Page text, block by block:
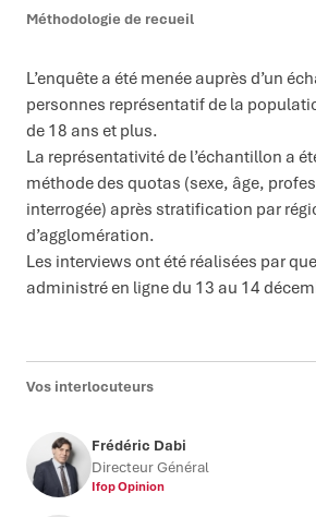
Méthodologie de recueil
L’enquête a été menée auprès d’un
personnes représentatif de la
de 18 ans et plus.
La représentativité de l’échantillon a
méthode des quotas (sexe, âge,
interrogée) après stratification par
d’agglomération.
Les interviews ont été réalisées par
administré en ligne du 13 au 14
Vos interlocuteurs
Frédéric Dabi
Directeur Général
Ifop Opinion